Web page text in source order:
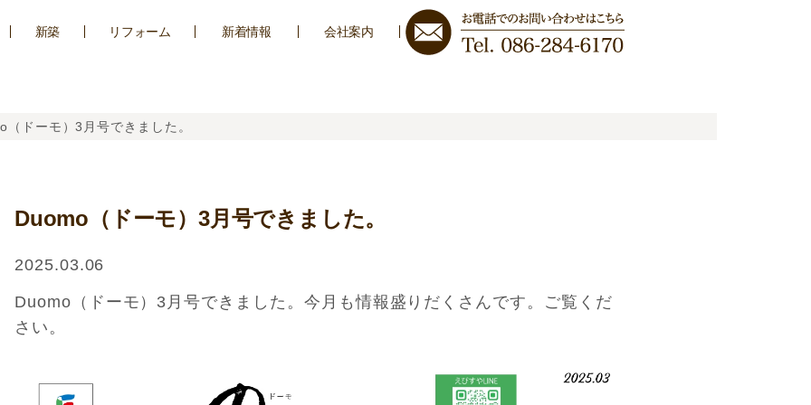
新築 リフォーム 新着情報 会社案内
（ドーモ）3月号できました。
Duomo（ドーモ）3月号できました。
2025.03.06
Duomo（ドーモ）3月号できました。今月も情報盛りだくさんです。ご覧くだ
さい。